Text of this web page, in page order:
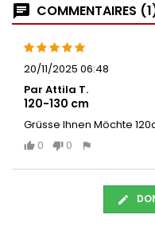
COMMENTAIRES
20/11/2025 06:48
Par Attila T.
120-130 cm
Grüsse Ihnen Möchte
0
0